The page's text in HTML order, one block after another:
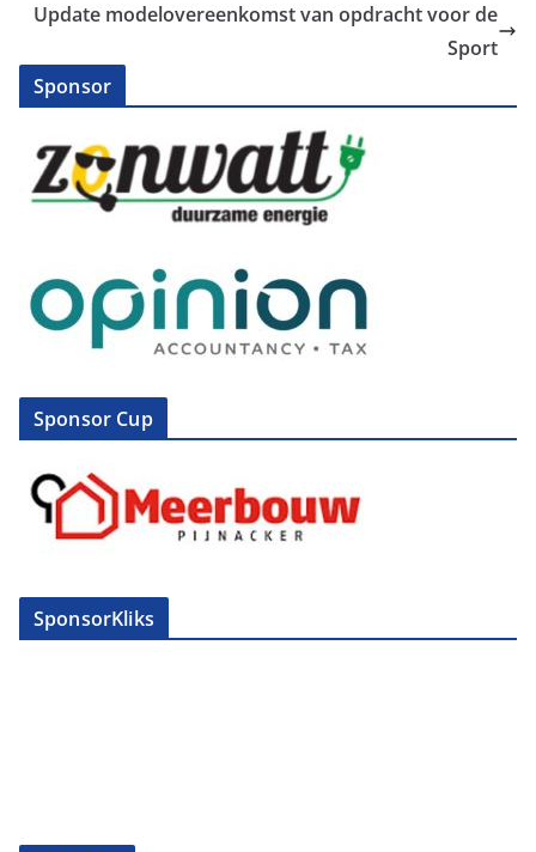
Update modelovereenkomst van opdracht voor de
Sport
Sponsor
Sponsor Cup
SponsorKliks